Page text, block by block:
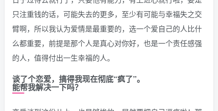
只注重钱的话，可能失去的更多，至少有可能与幸福失之交
臂啊，所以我认为爱情是最重要的，选一个爱自己的人比什
么都重要，前提是那个人是真心对你好，也是一个责任感强
的人，值得付出一生幸福的人。
谈了个恋爱，搞得我现在彻底“疯了”。
能帮我解决一下吗？